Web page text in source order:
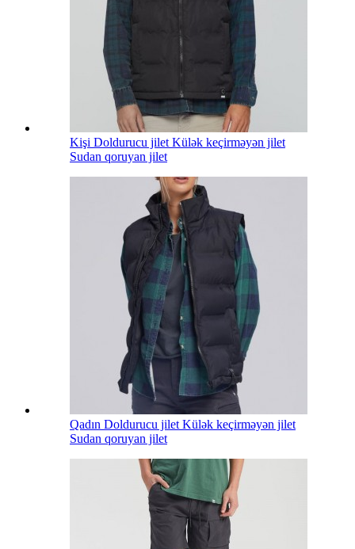
Kişi Doldurucu jilet Külək keçirməyən jilet
Sudan qoruyan jilet
Qadın Doldurucu jilet Külək keçirməyən jilet
Sudan qoruyan jilet